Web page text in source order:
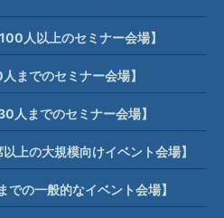
人以上のセミナー会場】
までのセミナー会場】
人までのセミナー会場】
上の大規模向けイベント会場】
の一般的なイベント会場】